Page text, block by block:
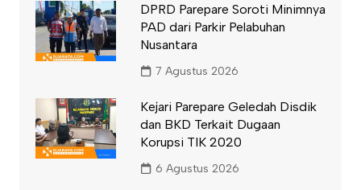
DPRD Parepare Soroti Minimnya
PAD dari Parkir Pelabuhan
Nusantara
7 Agustus 2026
Kejari Parepare Geledah Disdik
dan BKD Terkait Dugaan
Korupsi TIK 2020
6 Agustus 2026